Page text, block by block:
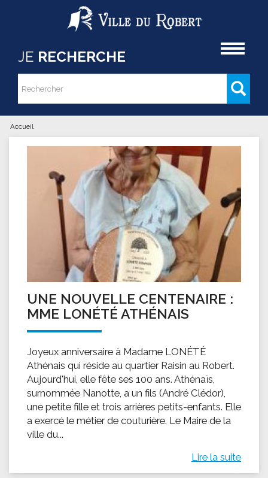
Aller au contenu principal
JE RECHERCHE
Formulaire de recherche
Rechercher
Vous êtes ici
Accueil
UNE NOUVELLE CENTENAIRE :
MME LONÉTÉ ATHÉNAIS
Joyeux anniversaire à Madame LONÉTÉ
Athénais qui réside au quartier Raisin au Robert.
Aujourd'hui, elle fête ses 100 ans. Athénaïs,
surnommée Nanotte, a un fils (André Clédor),
une petite fille et trois arrières petits-enfants. Elle
a exercé le métier de couturière. Le Maire de la
ville du...
Lire la suite